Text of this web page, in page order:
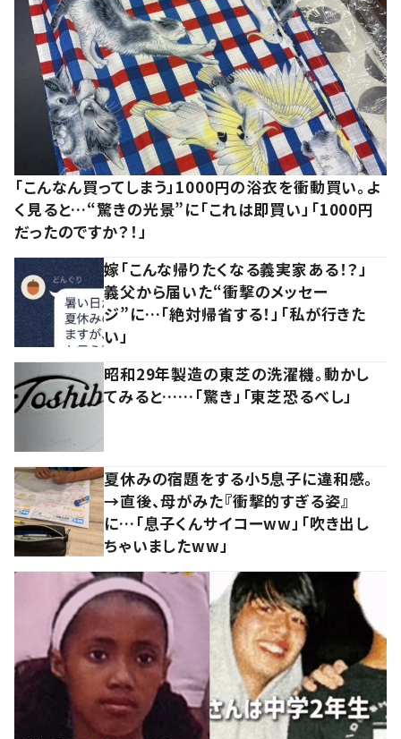
「こんなん買ってしまう」1000円の浴衣を衝動買い。よ
く見ると…“驚きの光景”に「これは即買い」「1000円
だったのですか？！」
嫁「こんな帰りたくなる義実家ある！？」
義父から届いた“衝撃のメッセー
ジ”に…「絶対帰省する！」「私が行きた
い」
昭和29年製造の東芝の洗濯機。動かし
てみると……「驚き」「東芝恐るべし」
夏休みの宿題をする小5息子に違和感。
→直後、母がみた『衝撃的すぎる姿』
に…「息子くんサイコーww」「吹き出し
ちゃいましたww」